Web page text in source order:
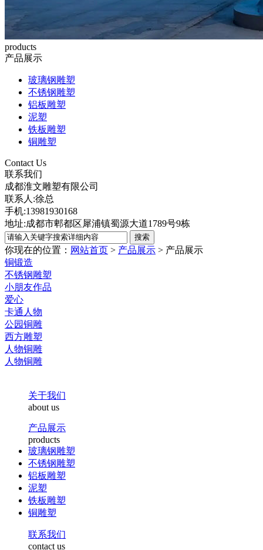
products
产品展示
玻璃钢雕塑
不锈钢雕塑
铝板雕塑
泥塑
铁板雕塑
铜雕塑
Contact Us
联系我们
成都淮文雕塑有限公司
联系人:徐总
手机:13981930168
地址:成都市郫都区犀浦镇蜀源大道1789号9栋
你现在的位置： 网站首页 > 产品展示 > 产品展示
铜锻造
不锈钢雕塑
小朋友作品
爱心
卡通人物
公园铜雕
西方雕塑
人物铜雕
人物铜雕
关于我们
about us
产品展示
products
玻璃钢雕塑
不锈钢雕塑
铝板雕塑
泥塑
铁板雕塑
铜雕塑
联系我们
contact us